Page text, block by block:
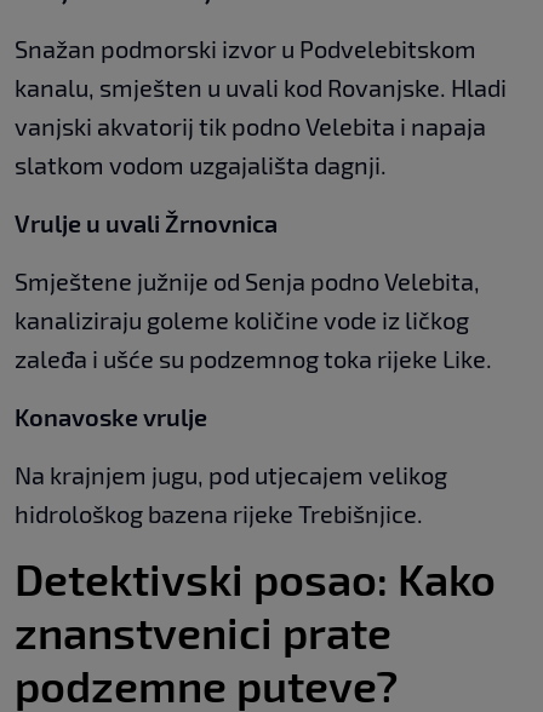
Snažan podmorski izvor u Podvelebitskom
kanalu, smješten u uvali kod Rovanjske. Hladi
vanjski akvatorij tik podno Velebita i napaja
slatkom vodom uzgajališta dagnji.
Vrulje u uvali Žrnovnica
Smještene južnije od Senja podno Velebita,
kanaliziraju goleme količine vode iz ličkog
zaleđa i ušće su podzemnog toka rijeke Like.
Konavoske vrulje
Na krajnjem jugu, pod utjecajem velikog
hidrološkog bazena rijeke Trebišnjice.
Detektivski posao: Kako
znanstvenici prate
podzemne puteve?